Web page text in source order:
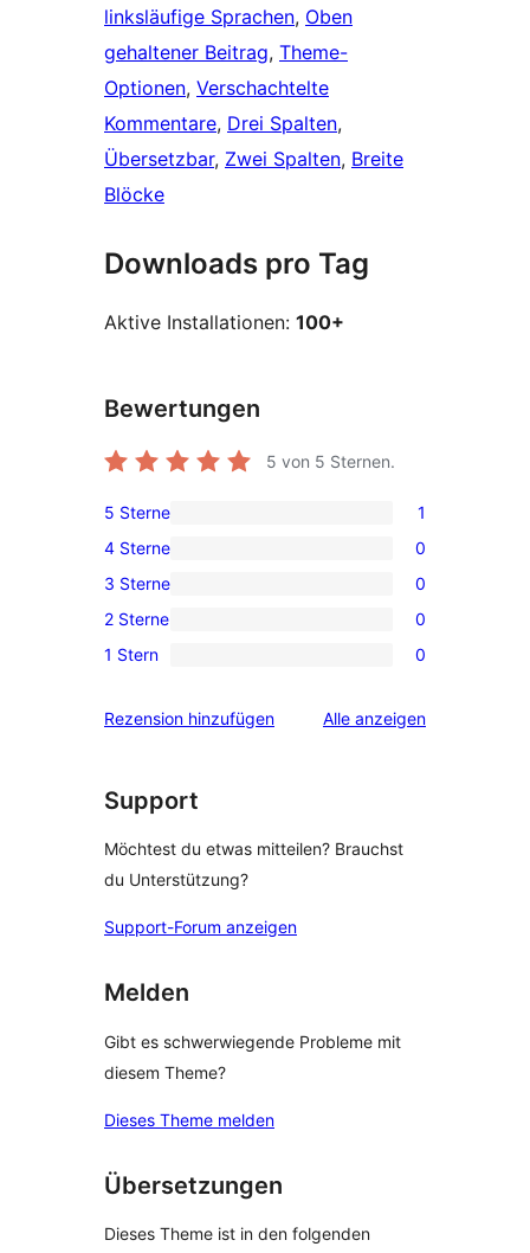
linksläufige Sprachen, Oben
gehaltener Beitrag, Theme-
Optionen, Verschachtelte
Kommentare, Drei Spalten
Übersetzbar, Zwei Spalten, Breite
Blöcke
Downloads pro Tag
Aktive Installationen: 100+
Bewertungen
5 von 5 Sternen.
1 5-
Sterne-
Rezension
5 Sterne 1
0 4-
Sterne-
Rezensionen
4 Sterne 0
0 3-
Sterne-
Rezensionen
3 Sterne 0
0 2-
Sterne-
2 Sterne 0
0 1-
Rezensionen
1 Stern 0
Rezension hinzufügen Alle Rezensionen
anzeigen
Support
Möchtest du etwas mitteilen? Brauchst
du Unterstützung?
Support-Forum anzeigen
Melden
Gibt es schwerwiegende Probleme mit
diesem Theme?
Dieses Theme melden
Übersetzungen
Dieses Theme ist in den folgenden